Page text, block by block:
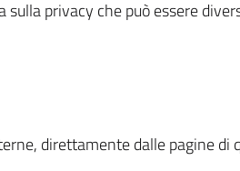
privacy che può essere
direttamente dalle pagine di